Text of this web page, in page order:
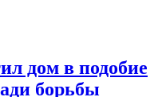
дом в подобие
борьбы